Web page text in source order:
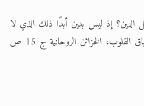
إذ ليس بدين أبدًا ذلك الذي لا
يمكنه البقاء إلا بسفك الدماء." (ترياق القلوب، الخزائن الروحانية ج 15 ص